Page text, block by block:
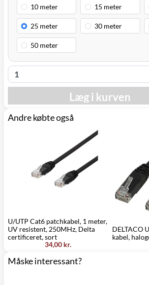
Læg i kurven
Andre købte også
U/UTP Cat6 patchkabel, 1 meter,
UV resistent, 250MHz, Delta
certificeret, sort
34,00 kr.
DELTACO
kabel,
Måske interessant?